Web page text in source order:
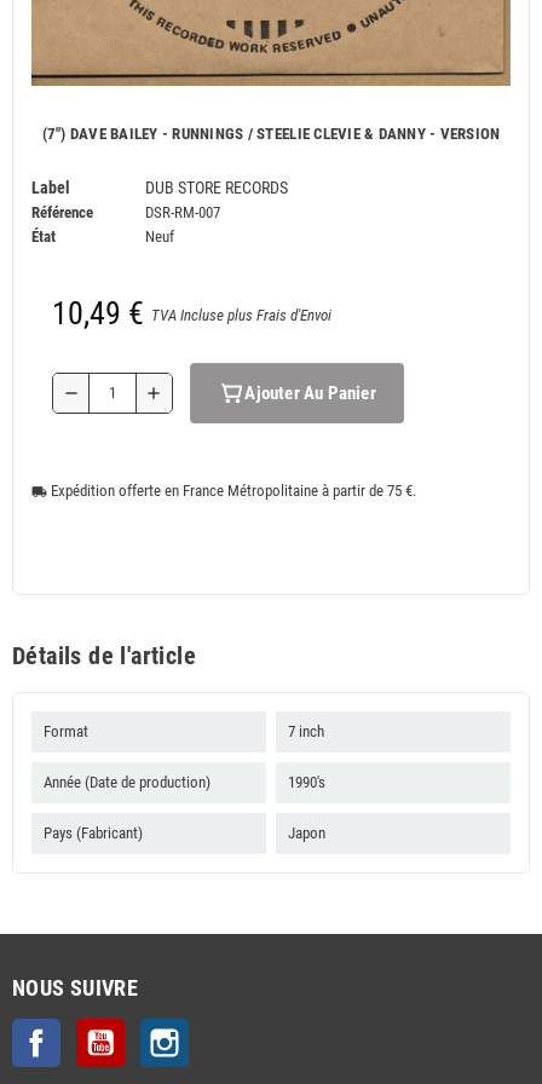
(7") DAVE BAILEY - RUNNINGS / STEELIE CLEVIE & DANNY - VERSION
Label DUB STORE RECORDS
Référence
DSR-RM-007
État
Neuf
10,49 € TVA Incluse plus Frais d'Envoi
remove add Ajouter Au Panier
local_shipping Expédition offerte en France Métropolitaine à partir de 75 €.
Détails de l'article
Format 7 inch
Année (Date de production) 1990's
Pays (Fabricant) Japon
NOUS SUIVRE
Facebook YouTube